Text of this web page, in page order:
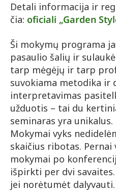
Detali informacija ir
čia: oficiali „Garden
Ši mokymų programa
pasaulio šalių ir
tarp mėgėjų ir tarp
suvokiama metodika ir
interpretavimas
užduotis – tai du
seminaras yra unikalus.
Mokymai vyks
skaičius ribotas.
mokymai po
išpirkti per dvi
jei norėtumėt dalyvauti.